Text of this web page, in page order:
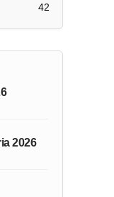
42
2026